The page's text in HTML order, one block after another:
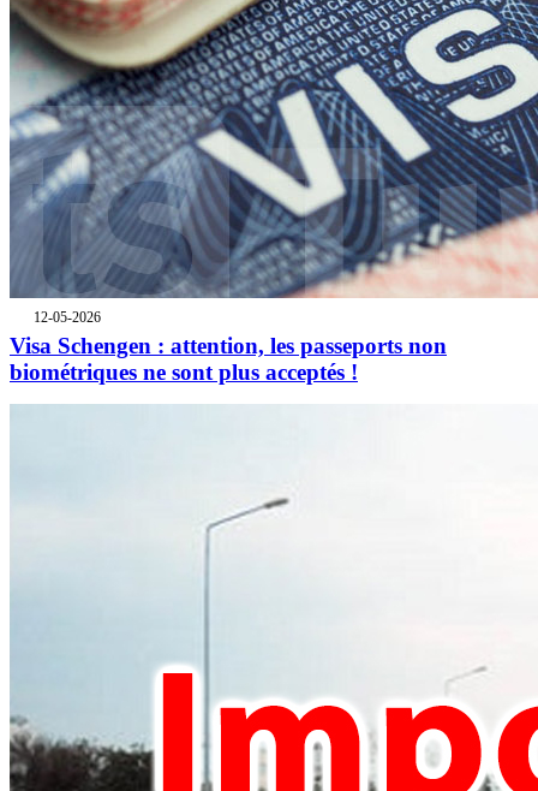
12-05-2026
Visa Schengen : attention, les passeports non
biométriques ne sont plus acceptés !